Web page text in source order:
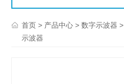
首页 > 产品中心 >数字示波器
示波器